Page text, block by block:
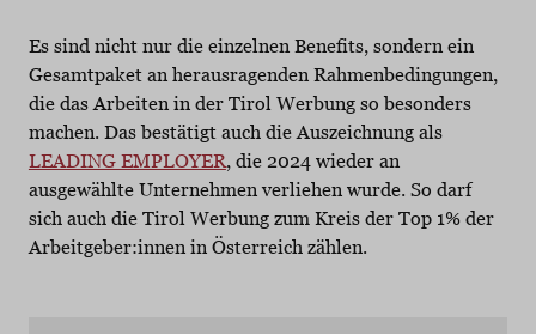
Es sind nicht nur die einzelnen Benefits, sondern ein
Gesamtpaket an herausragenden Rahmenbedingungen,
die das Arbeiten in der Tirol Werbung so besonders
machen. Das bestätigt auch die Auszeichnung als
LEADING EMPLOYER, die 2024 wieder an
ausgewählte Unternehmen verliehen wurde. So darf
sich auch die Tirol Werbung zum Kreis der Top 1% der
Arbeitgeber:innen in Österreich zählen.